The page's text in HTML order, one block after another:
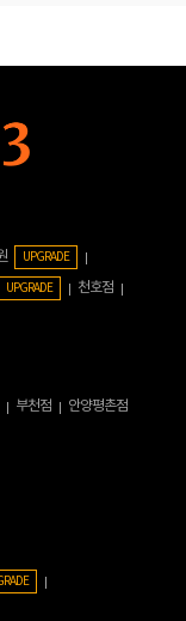
UPGRADE
UPGRADE
천호점
부천점 안양평촌점